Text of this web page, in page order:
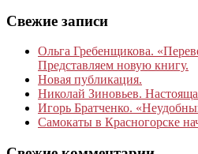
Свежие записи
Ольга Гребенщикова.
Представляем новую книгу.
Новая публикация.
Николай Зиновьев.
Игорь Братченко.
Самокаты в Красногорске